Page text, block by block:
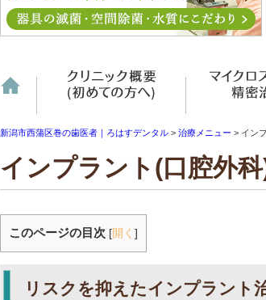
ホーム クリニック概
新潟市西蒲区巻の歯医者｜ろはすデンタル > 治療メニュー > イン
インプラント(口腔外
このページの目次 [開く ]
リスクを抑えたインプラント